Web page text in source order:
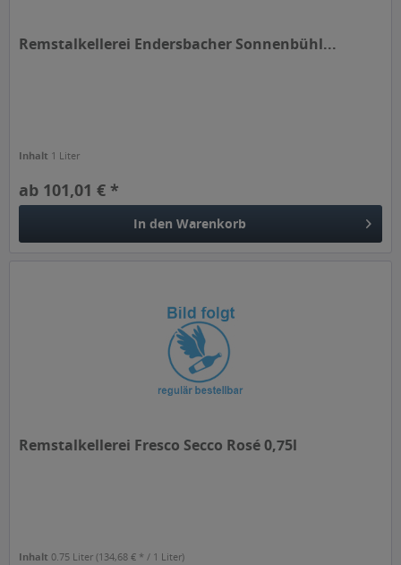
Remstalkellerei Endersbacher Sonnenbühl...
Inhalt 1 Liter
ab 101,01 € *
In den Warenkorb
Remstalkellerei Fresco Secco Rosé 0,75l
Inhalt0.75 Liter(134,68 € * / 1 Liter)